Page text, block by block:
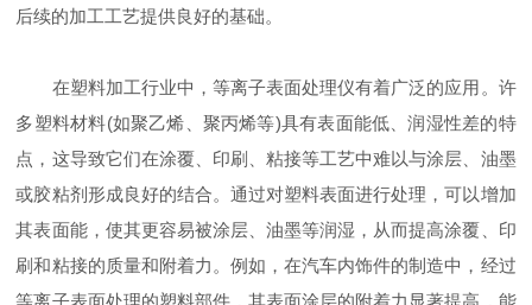
后续的加工工艺提供良好的基础。
在塑料加工行业中，等离子表面处理仪有着广泛的应用。许
多塑料材料(如聚乙烯、聚丙烯等)具有表面能低、润湿性差的特
点，这导致它们在涂覆、印刷、粘接等工艺中难以与涂层、油墨
或胶粘剂形成良好的结合。通过对塑料表面进行处理，可以增加
其表面能，使其更容易被涂层、油墨等润湿，从而提高涂覆、印
刷和粘接的质量和附着力。例如，在汽车内饰件的制造中，经过
等离子表面处理的塑料部件，其表面涂层的附着力显著提高，能